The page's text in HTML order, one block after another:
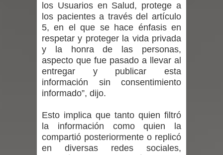
mantiene despliegue para apoyar a
niños y adolescentes durante la
emergencia.
Del anime al K-pop: especialistas U.
de Chile analizan el creciente interés
por las culturas japonesa y coreana
Renuncia del seremi Minvu en el
los Usuarios en Salud, protege a
los pacientes a través del artículo
5, en el que se hace énfasis en
respetar y proteger la vida privada
y la honra de las personas,
aspecto que fue pasado a llevar al
entregar y publicar esta
información sin consentimiento
informado”, dijo.
Esto implica que tanto quien filtró
la información como quien la
compartió posteriormente o replicó
en diversas redes sociales,